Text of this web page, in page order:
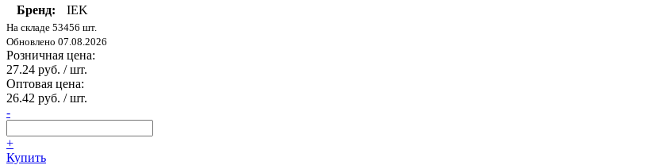
Бренд:
IEK
На складе 53456 шт.
Обновлено 07.08.2026
Розничная цена:
27.24 руб. / шт.
Оптовая цена:
26.42 руб. / шт.
-
+
Купить